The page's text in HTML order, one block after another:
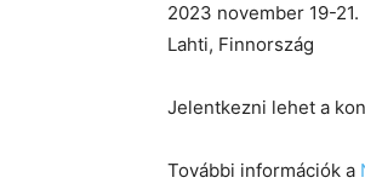
2023 november 19-21.
Lahti, Finnország
Jelentkezni lehet a
További információk a